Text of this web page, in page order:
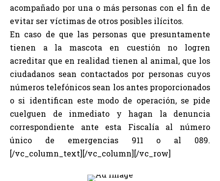
acompañado por una o más personas con el fin de
evitar ser víctimas de otros posibles ilícitos.
En caso de que las personas que presuntamente
tienen a la mascota en cuestión no logren
acreditar que en realidad tienen al animal, que los
ciudadanos sean contactados por personas cuyos
números telefónicos sean los antes proporcionados
o si identifican este modo de operación, se pide
cuelguen de inmediato y hagan la denuncia
correspondiente ante esta Fiscalía al número
único de emergencias 911 o al 089.
[/vc_column_text][/vc_column][/vc_row]